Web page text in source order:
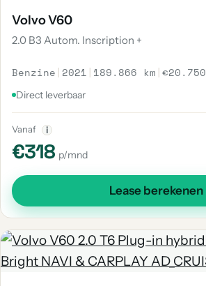
Volvo V60
2.0 B3 Autom. Inscription +
Benzine | 2021 | 189.866 km |€20.750
Direct leverbaar
Vanaf i
€318 p/mnd
Lease berekenen